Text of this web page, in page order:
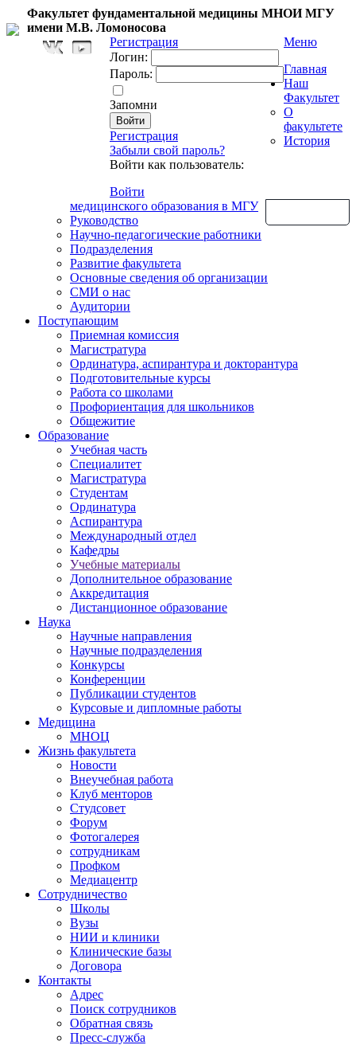
Факультет фундаментальной медицины МНОИ МГУ
имени М.В. Ломоносова
Регистрация
Логин:
Пароль:
Запомни
Регистрация
Забыли свой пароль?
Войти как пользователь:
Войти
Меню
Главная
Наш
Факультет
О
факультете
История
медицинского образования в МГУ
Руководство
Научно-педагогические работники
Подразделения
Развитие факультета
Основные сведения об организации
СМИ о нас
Аудитории
Поступающим
Приемная комиссия
Магистратура
Ординатура, аспирантура и докторантура
Подготовительные курсы
Работа со школами
Профориентация для школьников
Общежитие
Образование
Учебная часть
Специалитет
Магистратура
Студентам
Ординатура
Аспирантура
Международный отдел
Кафедры
Учебные материалы
Дополнительное образование
Аккредитация
Дистанционное образование
Наука
Научные направления
Научные подразделения
Конкурсы
Конференции
Публикации студентов
Курсовые и дипломные работы
Медицина
МНОЦ
Жизнь факультета
Новости
Внеучебная работа
Клуб менторов
Студсовет
Форум
Фотогалерея
сотрудникам
Профком
Медиацентр
Сотрудничество
Школы
Вузы
НИИ и клиники
Клинические базы
Договора
Контакты
Адрес
Поиск сотрудников
Обратная связь
Пресс-служба